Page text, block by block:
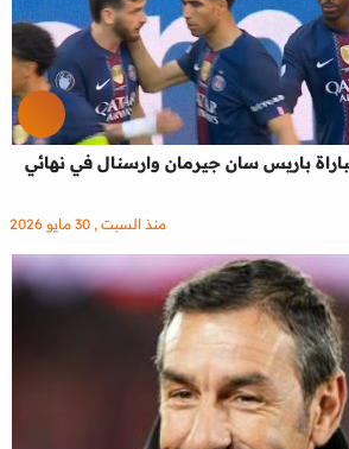
باريس سان جيرمان وارسنال في نهائي
منذ السبت , 30 مايو 2026